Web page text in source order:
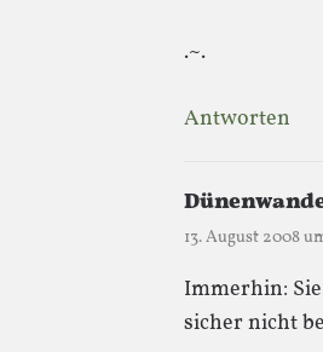
.~.
Antworten
13. August 2008
Immerhin:
sicher nicht